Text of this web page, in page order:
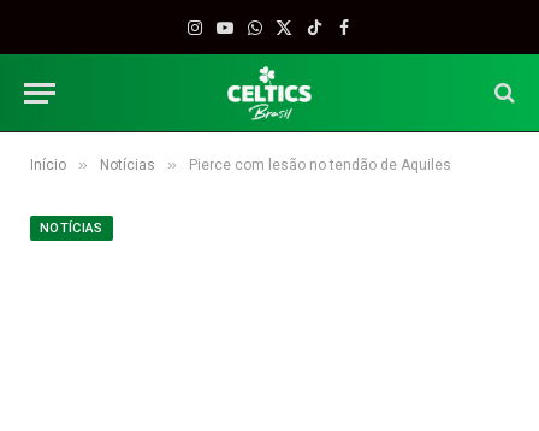
Instagram
YouTube
WhatsApp
X
TikTokFacebook
Início » Notícias » Pierce com lesão no tendão de Aquiles
NOTÍCIAS